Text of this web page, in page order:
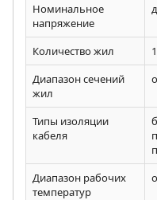
Номинальное
напряжение
Количество жил
Диапазон сечений
жил
Типы изоляции
кабеля
Диапазон рабочих
температур